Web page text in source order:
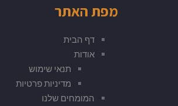
מפת האתר
דף הבית
אודות
תנאי שימוש
מדיניות פרטיות
המומחים שלנו